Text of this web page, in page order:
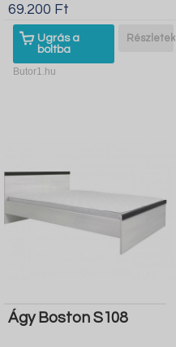
69.200 Ft
Ugrás a
boltba
Részletek
Butor1.hu
Ágy Boston S108